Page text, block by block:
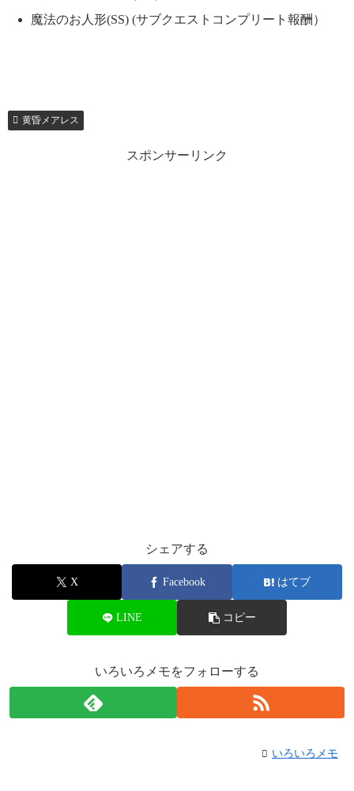
魔法のお人形(SS) (サブクエストコンプリート報酬）
黄昏メアレス
スポンサーリンク
シェアする
X Facebook はてブ
LINE コピー
いろいろメモをフォローする
いろいろメモ